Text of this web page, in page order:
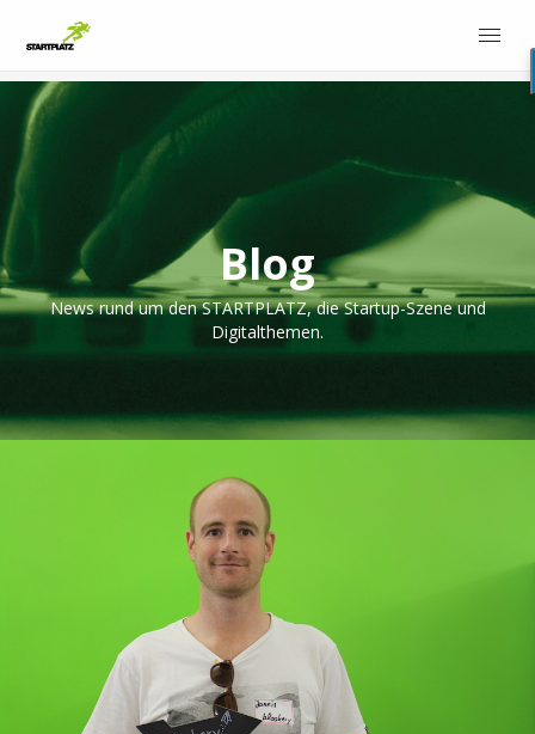
Blog
News rund um den STARTPLATZ, die Startup-Szene und
Digitalthemen.